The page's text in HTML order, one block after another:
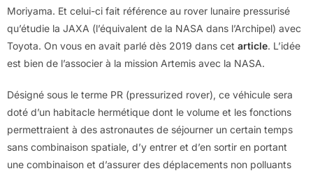
Moriyama. Et celui-ci fait référence au rover lunaire pressurisé
qu’étudie la JAXA (l’équivalent de la NASA dans l’Archipel) avec
Toyota. On vous en avait parlé dès 2019 dans cet article. L’idée
est bien de l’associer à la mission Artemis avec la NASA.
Désigné sous le terme PR (pressurized rover), ce véhicule sera
doté d’un habitacle hermétique dont le volume et les fonctions
permettraient à des astronautes de séjourner un certain temps
sans combinaison spatiale, d’y entrer et d’en sortir en portant
une combinaison et d’assurer des déplacements non polluants